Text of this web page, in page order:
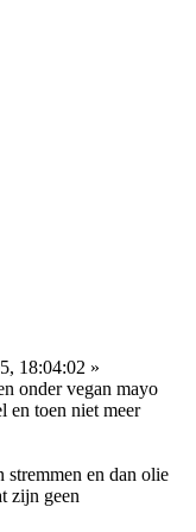
18:04:02 »
onder vegan mayo
en toen niet meer
stremmen en dan olie
zijn geen